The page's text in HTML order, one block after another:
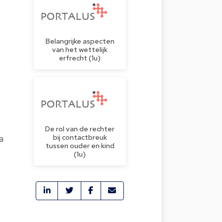
Belangrijke aspecten
van het wettelijk
erfrecht (1u)
De rol van de rechter
bij contactbreuk
tussen ouder en kind
(1u)